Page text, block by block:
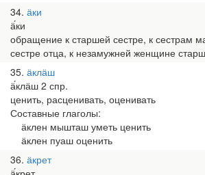
34 ӓки
ӓ́ки
обращение к старшей сестре, к сестрам
сестре отца, к незамужней женщине
35 ӓклӓш
ӓ́клӓш 2 спр.
ценить, расценивать, оценивать
Составные глаголы:
ӓклен мышташ уметь ценить
ӓклен пуаш оценить
36 ӓкрет